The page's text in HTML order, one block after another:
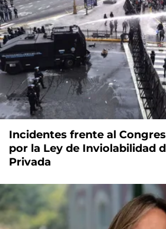
Incidentes frente al
por la Ley de Inviolabilidad
Privada